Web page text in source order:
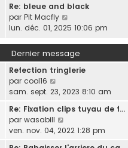
m
s
s
a
g
e
n
i
e
m
e
s
a
g
e
r
l
e
e
r
n
i
e
m
e
s
Re: bleue and black
par Pit Macfly
o
l
e
e
n
e
r
lun. déc. 01, 2025 10:06 pm
Dernier message
Refection tringlerie
par cool16
o
r
l
e
d
sam. sept. 23, 2023 8:10 am
Re: Fixation clips tuyau de f…
par wasabill
o
ven. nov. 04, 2022 1:28 pm